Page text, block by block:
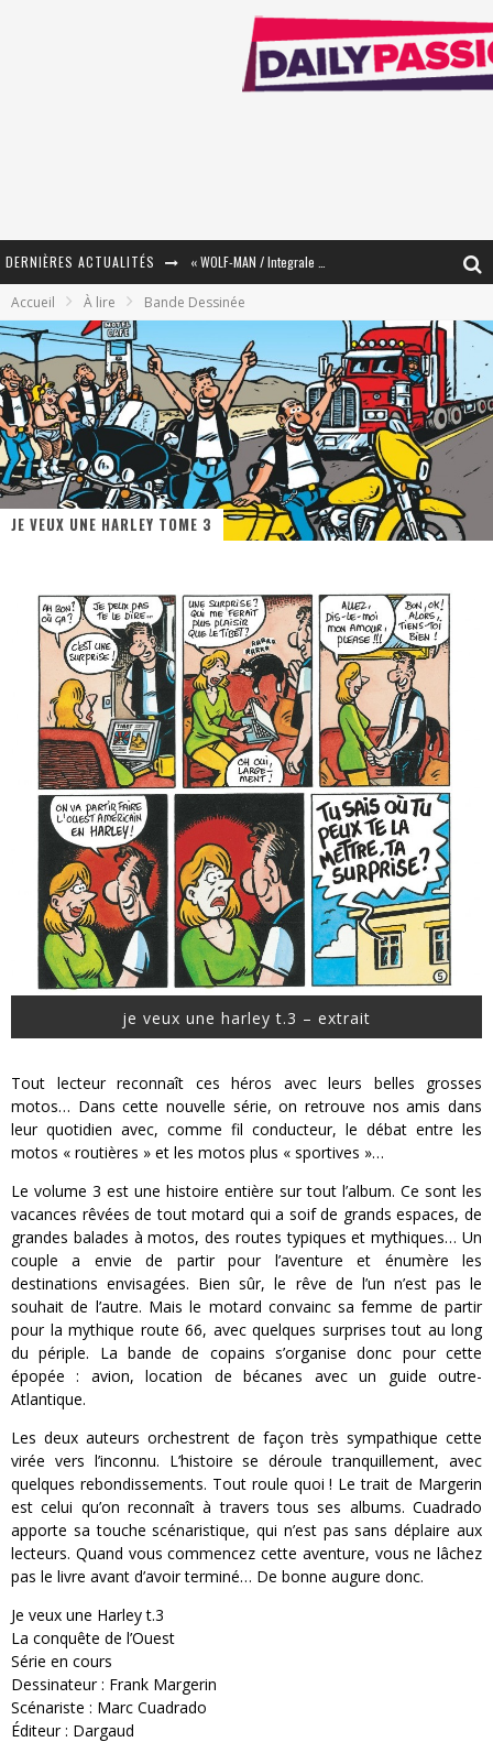
DERNIÈRES ACTUALITÉS
« Mon Village Révolté » - Combattre un Projet !
« Le Béton et le Bambou / Propositions pour Mayotte et le Monde. » - Améliorations !
Star Fox
PsyRiver 2026 : la magie revient sur les rives de l’Aar
« MOFUSAND / Parler Japonais » – Des Expressions Pratiques !
Assassin's Creed Black Flag Resynced
« Le Vent dand les Saules » - Une Belle Histoire !
Yoshi and the mysterious book
Accueil À lire Bande Dessinée
JE VEUX UNE HARLEY TOME 3
je veux une harley t.3 – extrait
Tout lecteur reconnaît ces héros avec leurs belles grosses
motos… Dans cette nouvelle série, on retrouve nos amis dans
leur quotidien avec, comme fil conducteur, le débat entre les
motos « routières » et les motos plus « sportives »…
Le volume 3 est une histoire entière sur tout l’album. Ce sont les
vacances rêvées de tout motard qui a soif de grands espaces, de
grandes balades à motos, des routes typiques et mythiques… Un
couple a envie de partir pour l’aventure et énumère les
destinations envisagées. Bien sûr, le rêve de l’un n’est pas le
souhait de l’autre. Mais le motard convainc sa femme de partir
pour la mythique route 66, avec quelques surprises tout au long
du périple. La bande de copains s’organise donc pour cette
épopée : avion, location de bécanes avec un guide outre-
Atlantique.
Les deux auteurs orchestrent de façon très sympathique cette
virée vers l’inconnu. L’histoire se déroule tranquillement, avec
quelques rebondissements. Tout roule quoi ! Le trait de Margerin
est celui qu’on reconnaît à travers tous ses albums. Cuadrado
apporte sa touche scénaristique, qui n’est pas sans déplaire aux
lecteurs. Quand vous commencez cette aventure, vous ne lâchez
pas le livre avant d’avoir terminé… De bonne augure donc.
Je veux une Harley t.3
La conquête de l’Ouest
Série en cours
Dessinateur : Frank Margerin
Scénariste : Marc Cuadrado
Éditeur : Dargaud